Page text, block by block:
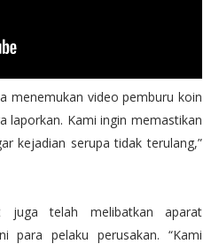
menemukan video pemburu koin
laporkan. Kami ingin memastikan
kejadian serupa tidak terulang,”
juga telah melibatkan aparat
para pelaku perusakan. “Kami